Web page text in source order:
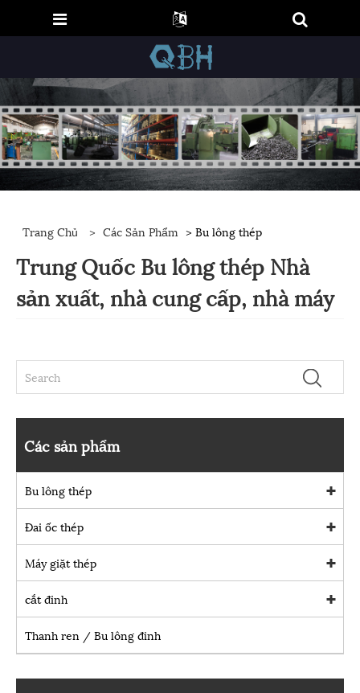
Trang Chủ > Các Sản Phẩm > Bu lông thép
Trung Quốc Bu lông thép Nhà
sản xuất, nhà cung cấp, nhà máy
Các sản phẩm
Bu lông thép
Đai ốc thép
Máy giặt thép
cắt đinh
Thanh ren / Bu lông đinh